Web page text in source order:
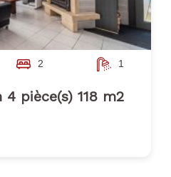
2 1
4 pièce(s) 118 m2